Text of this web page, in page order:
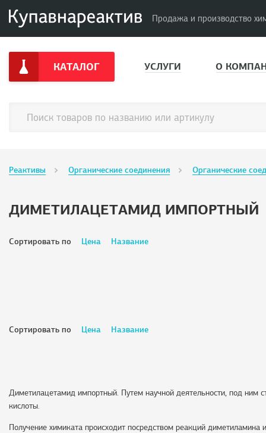
Продажа и производство
КАТАЛОГ УСЛУГИ О
Реактивы Органические соединения Органические
ДИМЕТИЛАЦЕТАМИД ИМПОРТНЫЙ
Сортировать по Цена Название
Сортировать по Цена Название
Диметилацетамид импортный. Путем научной деятельности, под ним
кислоты.
Получение химиката происходит посредством реакций диметиламина